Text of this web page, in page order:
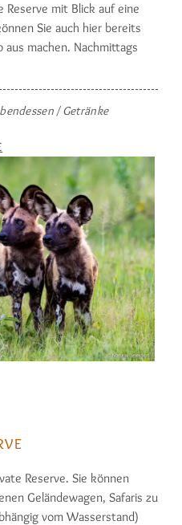
Reserve mit Blick auf eine
Sie auch hier bereits
aus machen. Nachmittags
/ Getränke
Reserve. Sie können
Geländewagen, Safaris zu
vom Wasserstand)